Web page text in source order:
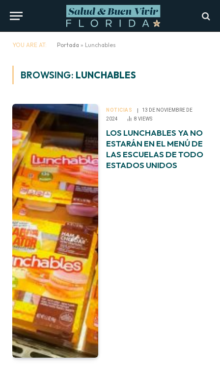
YOU ARE AT: Portada » Lunchables
BROWSING: LUNCHABLES
NOTICIAS
13 DE NOVIEMBRE DE
2024
8VIEWS
LOS LUNCHABLES YA NO
ESTARÁN EN EL MENÚ DE
LAS ESCUELAS DE TODO
ESTADOS UNIDOS